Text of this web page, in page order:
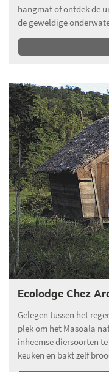
hangmat of ontdek de
de geweldige
Ecolodge Chez
Gelegen tussen het
plek om het Masoala
inheemse diersoorten
keuken en bakt zelf